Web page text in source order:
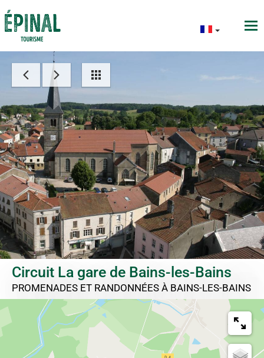
Circuit La gare de Bains-les-Bains
PROMENADES ET RANDONNÉES À BAINS-LES-BAINS